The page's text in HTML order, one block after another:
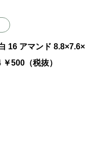
16 アマンド 8.8×7.6×
500（税抜）